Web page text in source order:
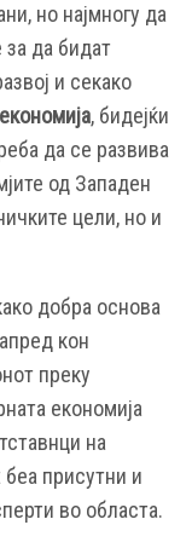
но најмногу да
да бидат
и секако
, бидејќи
да се развива
од Западен
цели, но и
добра основа
кон
преку
економија
на
беа присутни и
во областа.